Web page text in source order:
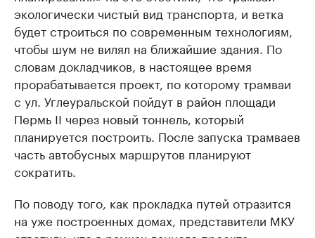
экологически чистый вид транспорта, и ветка
будет строиться по современным технологиям,
чтобы шум не вилял на ближайшие здания. По
словам докладчиков, в настоящее время
прорабатывается проект, по которому трамваи
с ул. Углеуральской пойдут в район площади
Пермь II через новый тоннель, который
планируется построить. После запуска трамваев
часть автобусных маршрутов планируют
сократить.
По поводу того, как прокладка путей отразится
на уже построенных домах, представители МКУ